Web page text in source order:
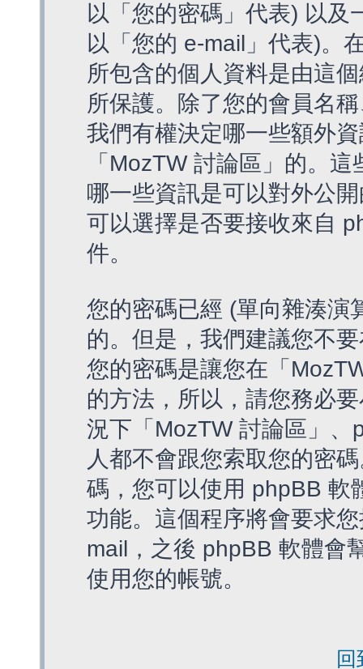
以「您的密碼」代表) 以及
以「您的 e-mail」代表)。
所包含的個人資料是由這
所保護。除了您的會員名
我們有權決定哪一些額外
「MozTW 討論區」的。
哪一些資訊是可以對外公
可以選擇是否要接收來自
件。
您的密碼已經 (單向雜湊演
的。但是，我們建議您不
您的密碼是讓您在「
的方法，所以，請您務必
況下「MozTW 討論區」
人都不會跟您索取您的密
碼，您可以使用 phpBB 軟
功能。這個程序將會要求
mail，之後 phpBB 軟體會
使用您的帳號。